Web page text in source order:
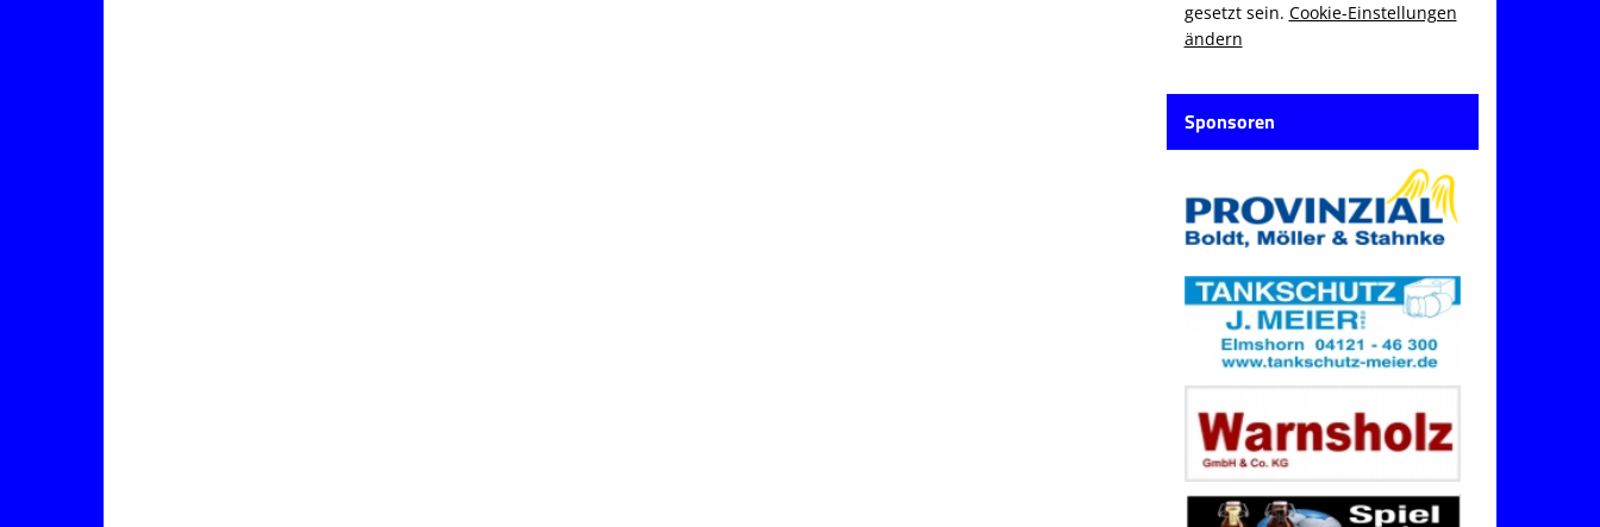
gesetzt sein. Cookie-Einstellungen
ändern
Sponsoren